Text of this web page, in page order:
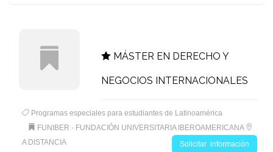
MÁSTER EN DERECHO Y
NEGOCIOS INTERNACIONALES
Programas especiales para estudiantes de Latinoamérica
FUNIBER - FUNDACIÓN UNIVERSITARIA IBEROAMERICANA
A DISTANCIA
Solicitar información